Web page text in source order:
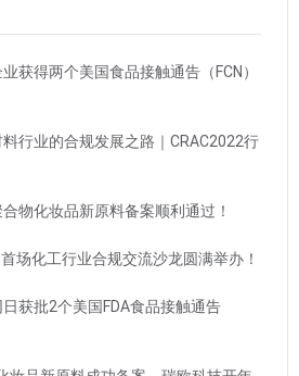
获得两个美国食品接触通告（FCN）
行业的合规发展之路｜CRAC2022行
物化妆品新原料备案顺利通过！
场化工行业合规交流沙龙圆满举办！
获批2个美国FDA食品接触通告